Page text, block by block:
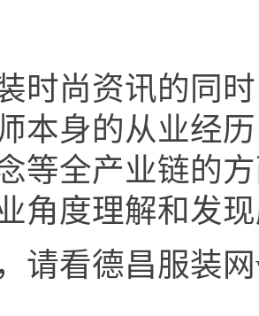
时尚资讯的同
本身的从业经
等全产业链的
角度理解和发
请看德昌服装网